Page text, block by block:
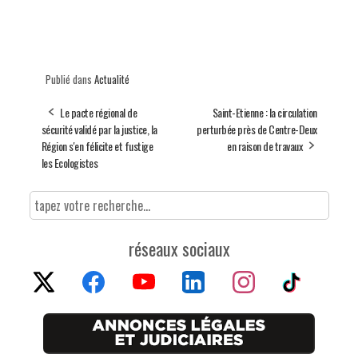
Publié dans Actualité
Le pacte régional de
sécurité validé par la justice, la
Région s'en félicite et fustige
les Ecologistes
Saint-Etienne : la circulation
perturbée près de Centre-Deux
en raison de travaux
réseaux sociaux